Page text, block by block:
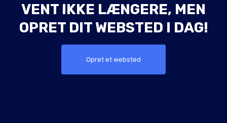
VENT IKKE LÆNGERE, MEN
OPRET DIT WEBSTED I DAG!
Opret et websted